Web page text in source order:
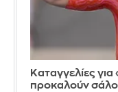
Καταγγελίες
προκαλούν